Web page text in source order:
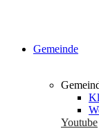
Gemeinde
Youtube